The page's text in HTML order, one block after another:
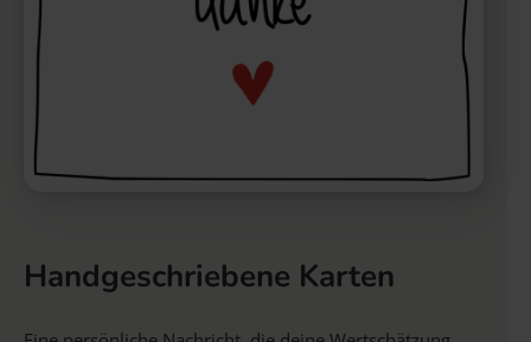
Handgeschriebene Karten